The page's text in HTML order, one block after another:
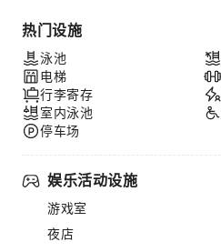
热门设施
泳池
电梯
行李寄存
室内泳池
停车场
娱乐活动设施
游戏室
夜店